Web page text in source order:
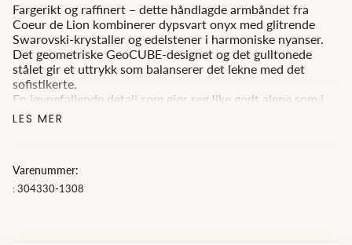
Fargerikt og raffinert – dette håndlagde armbåndet fra
Coeur de Lion kombinerer dypsvart onyx med glitrende
Swarovski-krystaller og edelstener i harmoniske nyanser.
Det geometriske GeoCUBE-designet og det gulltonede
stålet gir et uttrykk som balanserer det lekne med det
sofistikerte.
En iøynefallende detalj som gjør seg like godt alene som i
kombinasjon med matchende smykker.
LES MER
Varenummer:
: 304330-1308